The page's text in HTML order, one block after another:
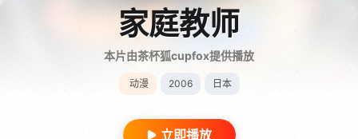
家庭教师
本片由茶杯狐cupfox提供播放
动漫 2006 日本
立即播放